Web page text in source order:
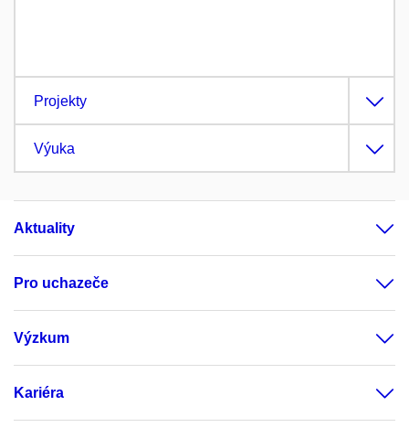
Projekty
Výuka
Aktuality
Pro uchazeče
Výzkum
Kariéra